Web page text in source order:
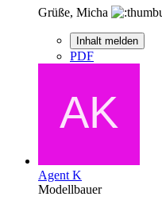
Grüße, Micha
Inhalt melden
PDF
Agent K
Modellbauer